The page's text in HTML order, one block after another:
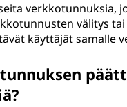
verkkotunnuksia,
välitys
käyttäjät samalle